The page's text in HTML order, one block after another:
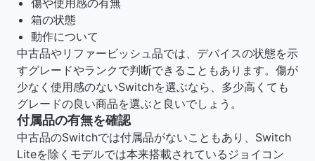
傷や使用感の有無
箱の状態
動作について
中古品やリファービッシュ品では、デバイスの状態を示
すグレードやランクで判断できることもあります。傷が
少なく使用感のないSwitchを選ぶなら、多少高くても
グレードの良い商品を選ぶと良いでしょう。
付属品の有無を確認
中古品のSwitchでは付属品がないこともあり、Switch
Liteを除くモデルでは本来搭載されているジョイコン